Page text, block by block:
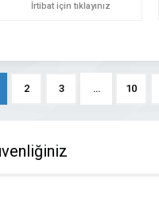
İrtibat için tıklayınız
2 3 … 10